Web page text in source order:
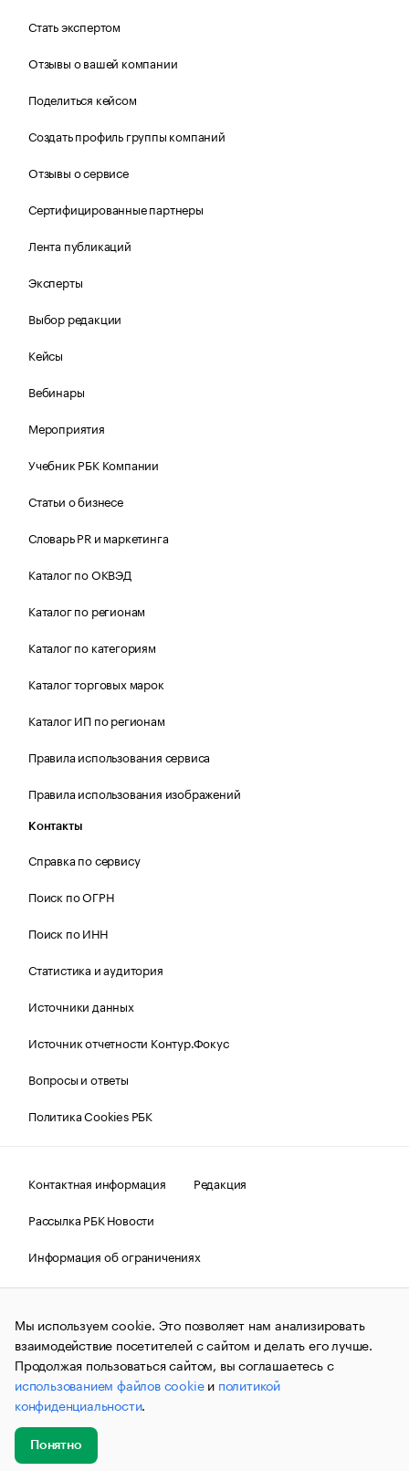
Стать экспертом
Отзывы о вашей компании
Поделиться кейсом
Создать профиль группы компаний
Отзывы о сервисе
Сертифицированные партнеры
Лента публикаций
Эксперты
Выбор редакции
Кейсы
Вебинары
Мероприятия
Учебник РБК Компании
Статьи о бизнесе
Словарь PR и маркетинга
Каталог по ОКВЭД
Каталог по регионам
Каталог по категориям
Каталог торговых марок
Каталог ИП по регионам
Правила использования сервиса
Правила использования изображений
Контакты
Справка по сервису
Поиск по ОГРН
Поиск по ИНН
Статистика и аудитория
Источники данных
Источник отчетности Контур.Фокус
Вопросы и ответы
Политика Cookies РБК
Контактная информация
Редакция
Рассылка РБК Новости
Информация об ограничениях
Правовая информация
О соблюдении авторских прав
© АО «РОСБИЗНЕСКОНСАЛТИНГ»,1995–2026.Сообщения
и материалы информационного агентства «РБК»
(зарегистрировано Федеральной службой по надзору в сфере
связи, информационных технологий и массовых
коммуникаций (Роскомнадзор) 09.12.2015 за номером ИА
№ФС77-63848) сопровождаются пометкой «РБК». Отдельные
публикации могут содержать информацию,
не предназначенную для пользователей
до 18 лет.
Мы используем cookie. Это позволяет нам анализировать
взаимодействие посетителей с сайтом и делать его лучше.
Продолжая пользоваться сайтом, вы соглашаетесь с
использованием файлов cookieи политикой
конфиденциальности.
Понятно